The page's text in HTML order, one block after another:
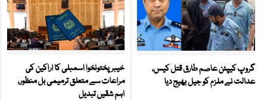
گروپ کیپٹن عاصم طارق قتل کیس،
عدالت نے ملزم کو جیل بھیج دیا
خیبرپختونخوا اسمبلی کا اراکین کی
مراعات سے متعلق ترمیمی بل منظور،
اہم شقیں تبدیل